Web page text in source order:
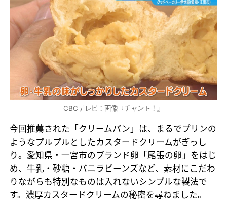
CBCテレビ：画像『チャント！』
今回推薦された「クリームパン」は、まるでプリンの
ようなプルプルとしたカスタードクリームがぎっし
り。愛知県・一宮市のブランド卵「尾張の卵」をはじ
め、牛乳・砂糖・バニラビーンズなど、素材にこだわ
りながらも特別なものは入れないシンプルな製法で
す。濃厚カスタードクリームの秘密を尋ねました。